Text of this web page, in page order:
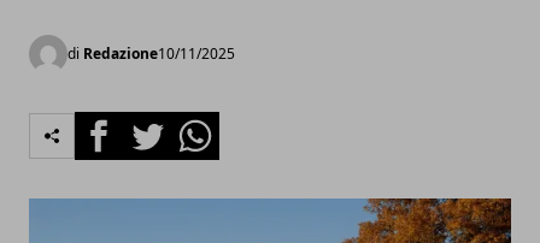
di Redazione10/11/2025
FacebookTwitterWhatsapp